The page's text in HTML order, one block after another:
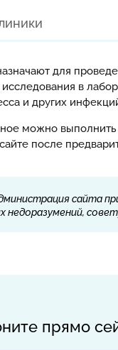
для
в
и других
можно выполнить
после
сайта
недоразумений,
прямо